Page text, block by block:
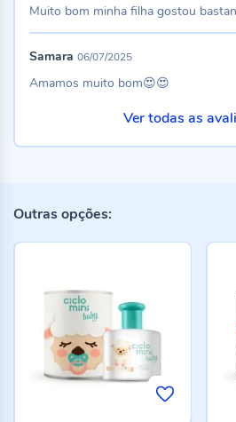
Muito bom minha filha gostou
Samara 06/07/2025
Amamos muito bom😍😍
Ver todas as
Outras opções: